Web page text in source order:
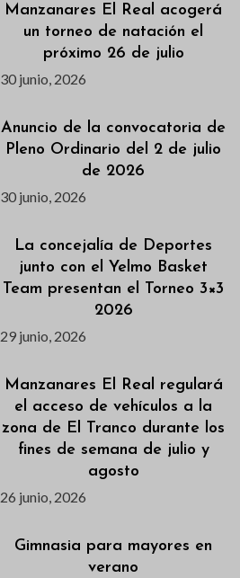
Manzanares El Real acogerá
un torneo de natación el
próximo 26 de julio
30 junio, 2026
Anuncio de la convocatoria de
Pleno Ordinario del 2 de julio
de 2026
30 junio, 2026
La concejalía de Deportes
junto con el Yelmo Basket
Team presentan el Torneo 3×3
2026
29 junio, 2026
Manzanares El Real regulará
el acceso de vehículos a la
zona de El Tranco durante los
fines de semana de julio y
agosto
26 junio, 2026
Gimnasia para mayores en
verano